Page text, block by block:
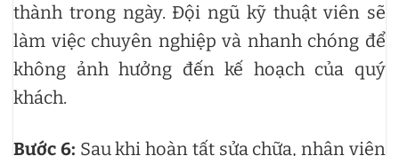
thành trong ngày. Đội ngũ kỹ thuật viên sẽ
làm việc chuyên nghiệp và nhanh chóng để
không ảnh hưởng đến kế hoạch của quý
khách.
Bước 6: Sau khi hoàn tất sửa chữa, nhân viên